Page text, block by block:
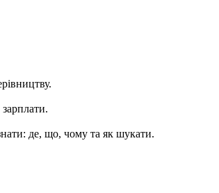
де, що, чому та як шукати.